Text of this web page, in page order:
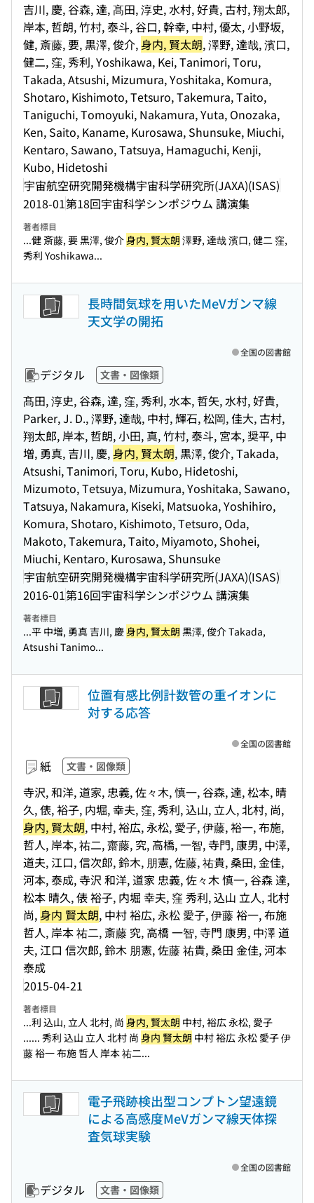
吉川, 慶, 谷森, 達, 髙田, 淳史, 水村, 好貴, 古村, 翔太郎,
岸本, 哲朗, 竹村, 泰斗, 谷口, 幹幸, 中村, 優太, 小野坂,
健, 斎藤, 要, 黒澤, 俊介, 身内, 賢太朗, 澤野, 達哉, 濱口,
健二, 窪, 秀利, Yoshikawa, Kei, Tanimori, Toru,
Takada, Atsushi, Mizumura, Yoshitaka, Komura,
Shotaro, Kishimoto, Tetsuro, Takemura, Taito,
Taniguchi, Tomoyuki, Nakamura, Yuta, Onozaka,
Ken, Saito, Kaname, Kurosawa, Shunsuke, Miuchi,
Kentaro, Sawano, Tatsuya, Hamaguchi, Kenji,
Kubo, Hidetoshi
宇宙航空研究開発機構宇宙科学研究所(JAXA)(ISAS)
2018-01第18回宇宙科学シンポジウム 講演集
著者標目
...健 斎藤, 要 黒澤, 俊介身内, 賢太朗 澤野, 達哉 濱口, 健二 窪,
秀利 Yoshikawa...
長時間気球を用いたMeVガンマ線
天文学の開拓
デジタル 文書・図像類
髙田, 淳史, 谷森, 達, 窪, 秀利, 水本, 哲矢, 水村, 好貴,
Parker, J. D., 澤野, 達哉, 中村, 輝石, 松岡, 佳大, 古村,
翔太郎, 岸本, 哲朗, 小田, 真, 竹村, 泰斗, 宮本, 奨平, 中
増, 勇真, 吉川, 慶, 身内, 賢太朗, 黒澤, 俊介, Takada,
Atsushi, Tanimori, Toru, Kubo, Hidetoshi,
Mizumoto, Tetsuya, Mizumura, Yoshitaka, Sawano,
Tatsuya, Nakamura, Kiseki, Matsuoka, Yoshihiro,
Komura, Shotaro, Kishimoto, Tetsuro, Oda,
Makoto, Takemura, Taito, Miyamoto, Shohei,
Miuchi, Kentaro, Kurosawa, Shunsuke
宇宙航空研究開発機構宇宙科学研究所(JAXA)(ISAS)
2016-01第16回宇宙科学シンポジウム 講演集
全国の図書館
著者標目
...平 中増, 勇真 吉川, 慶身内, 賢太朗 黒澤, 俊介 Takada,
Atsushi Tanimo...
位置有感比例計数管の重イオンに
対する応答
紙 文書・図像類
寺沢, 和洋, 道家, 忠義, 佐々木, 慎一, 谷森, 達, 松本, 晴
久, 俵, 裕子, 内堀, 幸夫, 窪, 秀利, 込山, 立人, 北村, 尚,
身内, 賢太朗, 中村, 裕広, 永松, 愛子, 伊藤, 裕一, 布施,
哲人, 岸本, 祐二, 齋藤, 究, 高橋, 一智, 寺門, 康男, 中澤,
道夫, 江口, 信次郎, 鈴木, 朋憲, 佐藤, 祐貴, 桑田, 金佳,
河本, 泰成, 寺沢 和洋, 道家 忠義, 佐々木 慎一, 谷森 達,
松本 晴久, 俵 裕子, 内堀 幸夫, 窪 秀利, 込山 立人, 北村
尚, 身内 賢太朗, 中村 裕広, 永松 愛子, 伊藤 裕一, 布施
哲人, 岸本 祐二, 斎藤 究, 高橋 一智, 寺門 康男, 中澤 道
夫, 江口 信次郎, 鈴木 朋憲, 佐藤 祐貴, 桑田 金佳, 河本
泰成
2015-04-21
全国の図書館
著者標目
...利 込山, 立人 北村, 尚 身内, 賢太朗 中村, 裕広 永松, 愛子
...... 秀利 込山 立人 北村 尚 身内 賢太朗 中村 裕広 永松 愛子 伊
藤 裕一 布施 哲人 岸本 祐二...
電子飛跡検出型コンプトン望遠鏡
による高感度MeVガンマ線天体探
査気球実験
デジタル 文書・図像類
全国の図書館